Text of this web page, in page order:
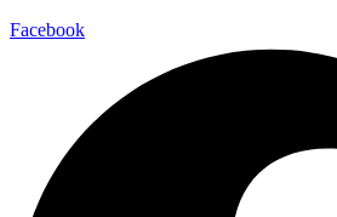
Facebook